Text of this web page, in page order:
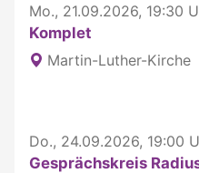
Mo., 21.09.2026, 19:30
Komplet
Martin-Luther-Kirche
Do., 24.09.2026, 19:00
Gesprächskreis